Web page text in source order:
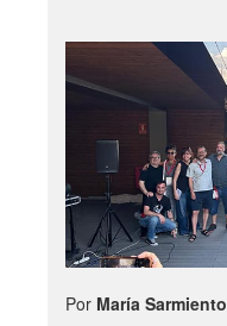
Por María Sarmiento